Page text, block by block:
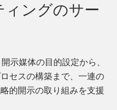
ィングのサー
示媒体の目的設定から、
セスの構築まで、一連の
的開示の取り組みを支援